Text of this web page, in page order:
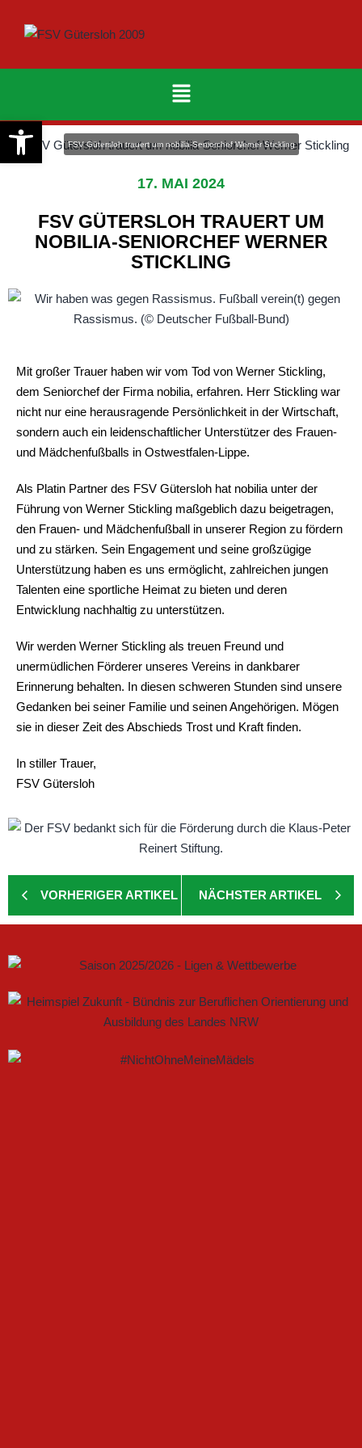
FSV Gütersloh trauert um nobilia-Seniorchef Werner Stickling
17. MAI 2024
FSV GÜTERSLOH TRAUERT UM
NOBILIA-SENIORCHEF WERNER
STICKLING
Mit großer Trauer haben wir vom Tod von Werner Stickling,
dem Seniorchef der Firma nobilia, erfahren. Herr Stickling war
nicht nur eine herausragende Persönlichkeit in der Wirtschaft,
sondern auch ein leidenschaftlicher Unterstützer des Frauen-
und Mädchenfußballs in Ostwestfalen-Lippe.
Als Platin Partner des FSV Gütersloh hat nobilia unter der
Führung von Werner Stickling maßgeblich dazu beigetragen,
den Frauen- und Mädchenfußball in unserer Region zu fördern
und zu stärken. Sein Engagement und seine großzügige
Unterstützung haben es uns ermöglicht, zahlreichen jungen
Talenten eine sportliche Heimat zu bieten und deren
Entwicklung nachhaltig zu unterstützen.
Wir werden Werner Stickling als treuen Freund und
unermüdlichen Förderer unseres Vereins in dankbarer
Erinnerung behalten. In diesen schweren Stunden sind unsere
Gedanken bei seiner Familie und seinen Angehörigen. Mögen
sie in dieser Zeit des Abschieds Trost und Kraft finden.
In stiller Trauer,
FSV Gütersloh
VORHERIGER ARTIKEL NÄCHSTER ARTIKEL
Werkzeugleiste öffnen